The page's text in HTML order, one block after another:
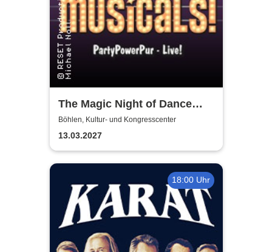
The Magic Night of Dance
Musicals
Böhlen, Kultur- und Kongresscenter
13.03.2027
18:00 Uhr